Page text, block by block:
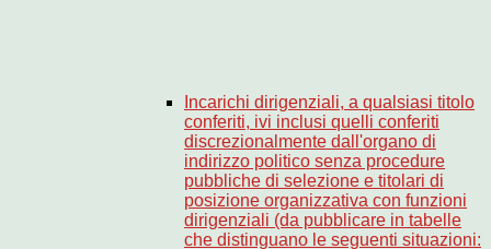
Incarichi dirigenziali, a qualsiasi titolo
conferiti, ivi inclusi quelli conferiti
discrezionalmente dall'organo di
indirizzo politico senza procedure
pubbliche di selezione e titolari di
posizione organizzativa con funzioni
dirigenziali (da pubblicare in tabelle
che distinguano le seguenti situazioni: